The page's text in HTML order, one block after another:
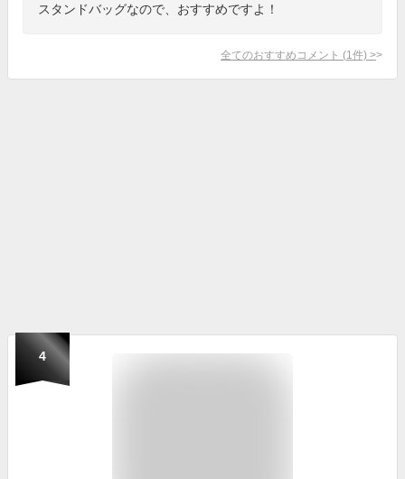
スタンドバッグなので、おすすめですよ！
全てのおすすめコメント (1 件) >
4